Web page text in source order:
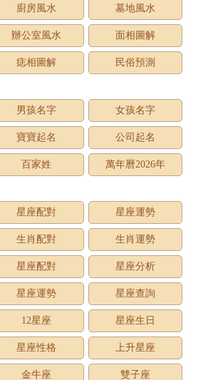
廚房風水 墓地風水
辦公室風水 面相圖解
痣相圖解 民俗預測
男孩名字 女孩名字
寶寶起名 公司起名
百家姓 萬年曆2026年
星座配對 星座運勢
生肖配對 生肖運勢
星座配對 星座分析
星座運勢 星座查詢
12星座 星座生日
星座性格 上升星座
金牛座 雙子座